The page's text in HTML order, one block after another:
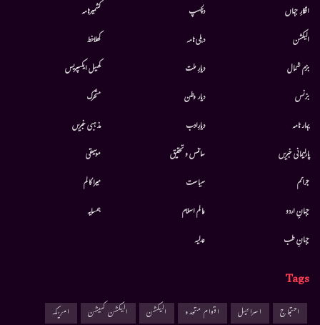
افکارِ جہاں
الیکشن
بزم شمال
بزنس
بہار نامہ
پارلیمانی خبریں
جرائم
جہانِ اردو
جہانِ طب
دلچسپ
دہلی نامہ
دیارِ ملت
دیار وطن
دیارِادب
سائنس و تحقیق
سیاست
عالم اسلام
عدلیہ
کشمیرنامہ
کھلاخط
کھیل ایکسپریس
متحرك
مذہبی خبریں
موسيقى
میرا کالم
ہمسایہ
Tags
احتجاج اسرائیل اقوام متحدہ الیکشن الیکشن کمیشن امریکہ